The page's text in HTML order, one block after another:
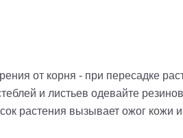
от корня - при пересадке
и листьев одевайте
растения вызывает ожог кожи и